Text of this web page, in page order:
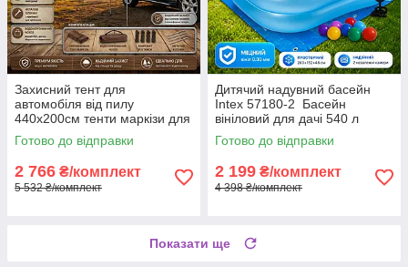
Захисний тент для
автомобіля від пилу
440x200см тенти маркізи для
захисту від сонця навіс для
авто міцний чохол із ПВХ в
Готово до відправки
2 766 ₴/комплект
5 532 ₴/комплект
Дитячий надувний басейн
Intex 57180-2 Басейн
вініловий для дачі 540 л
Сімейний надувний басейн
прямокутний 203х152 см
Готово до відправки
2 199 ₴/комплект
4 398 ₴/комплект
Показати ще